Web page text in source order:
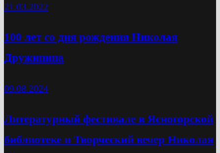
21.03.2022
100 лет со дня рождения Николая
Дружинина
09.08.2024
Литературный фестивале в Ясногорской
библиотеке и Творческий вечер Николая